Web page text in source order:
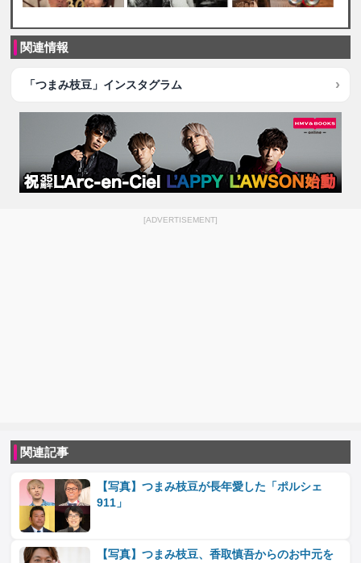
関連情報
「つまみ枝豆」インスタグラム
[ADVERTISEMENT]
関連記事
【写真】つまみ枝豆が長年愛した「ポルシェ
911」
【写真】つまみ枝豆、香取慎吾からのお中元を